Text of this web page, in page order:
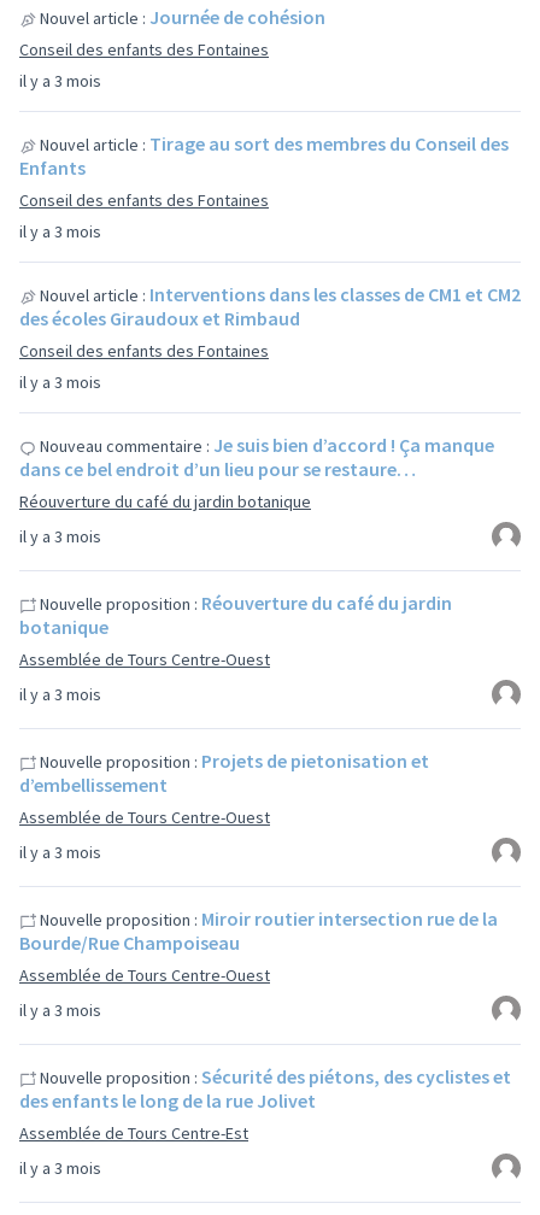
il y a 3 mois
Nouvel article : Journée de cohésion
Conseil des enfants des Fontaines
il y a 3 mois
Nouvel article : Tirage au sort des membres du Conseil des
Enfants
Conseil des enfants des Fontaines
il y a 3 mois
Nouvel article : Interventions dans les classes de CM1 et CM2
des écoles Giraudoux et Rimbaud
Conseil des enfants des Fontaines
il y a 3 mois
Nouveau commentaire : Je suis bien d’accord ! Ça manque
dans ce bel endroit d’un lieu pour se restaure…
Réouverture du café du jardin botanique
il y a 3 mois
Nouvelle proposition : Réouverture du café du jardin
botanique
Assemblée de Tours Centre-Ouest
il y a 3 mois
Nouvelle proposition : Projets de pietonisation et
d’embellissement
Assemblée de Tours Centre-Ouest
il y a 3 mois
Nouvelle proposition : Miroir routier intersection rue de la
Bourde/Rue Champoiseau
Assemblée de Tours Centre-Ouest
il y a 3 mois
Nouvelle proposition : Sécurité des piétons, des cyclistes et
des enfants le long de la rue Jolivet
Assemblée de Tours Centre-Est